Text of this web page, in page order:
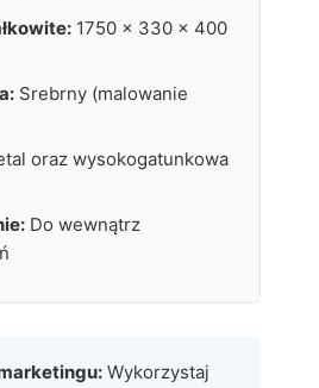
1750 x 330 x 400
Srebrny (malowanie
oraz wysokogatunkowa
Do wewnątrz
Wykorzystaj